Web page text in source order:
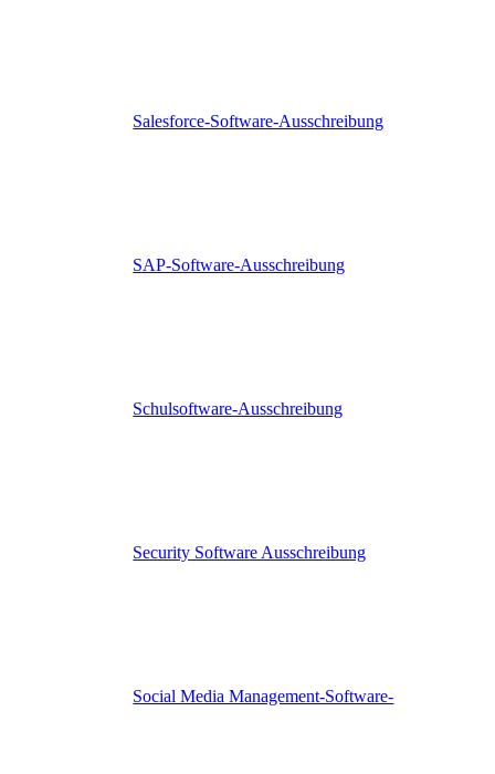
Salesforce-Software-Ausschreibung
SAP-Software-Ausschreibung
Schulsoftware-Ausschreibung
Security Software Ausschreibung
Social Media Management-Software-